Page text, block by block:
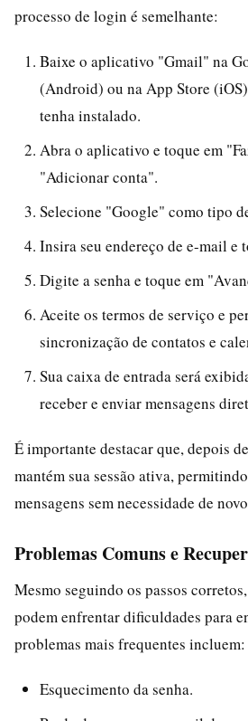
processo de login é semelhante:
Baixe o aplicativo "Gmail" na
(Android) ou na App Store
tenha instalado.
Abra o aplicativo e toque em
"Adicionar conta".
Selecione "Google" como tipo
Insira seu endereço de e-mail e
Digite a senha e toque em
Aceite os termos de serviço e
sincronização de contatos e
Sua caixa de entrada será
receber e enviar mensagens
É importante destacar que, depois
mantém sua sessão ativa,
mensagens sem necessidade de
Problemas Comuns e
Mesmo seguindo os passos
podem enfrentar dificuldades para
problemas mais frequentes incluem:
Esquecimento da senha.